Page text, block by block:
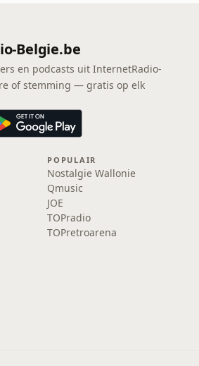
Belgie.be
en podcasts uit InternetRadio-
of stemming — gratis op elk
POPULAIR
Nostalgie Wallonie
Qmusic
JOE
TOPradio
TOPretroarena